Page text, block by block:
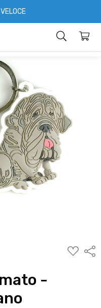
ALLA
-
Contatti Informazioni